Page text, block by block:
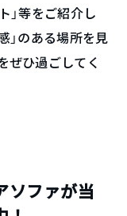
」等をご紹介し
」のある場所を見
ぜひ過ごしてく
ソファが当